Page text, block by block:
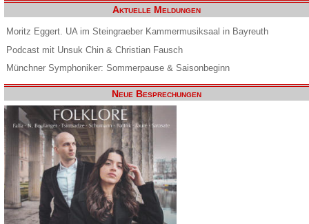
Aktuelle Meldungen
Moritz Eggert. UA im Steingraeber Kammermusiksaal in Bayreuth
Podcast mit Unsuk Chin & Christian Fausch
Münchner Symphoniker: Sommerpause & Saisonbeginn
Neue Besprechungen